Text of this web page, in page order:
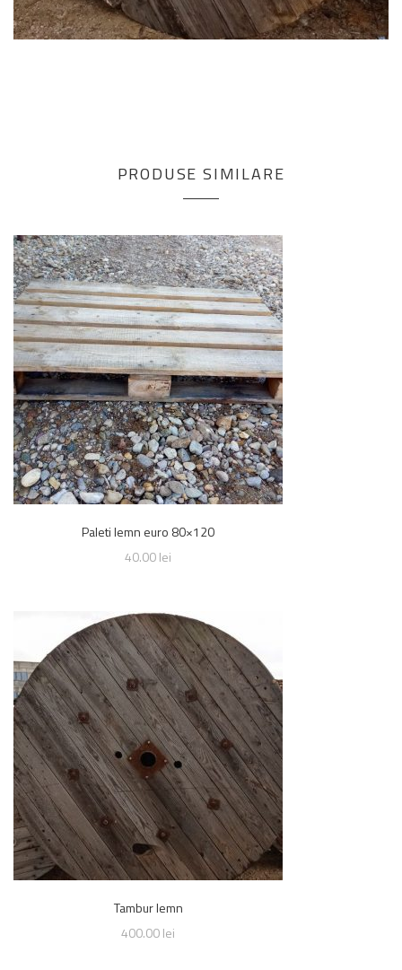
PRODUSE SIMILARE
Paleti lemn euro 80×120
40.00lei
Tambur lemn
400.00lei